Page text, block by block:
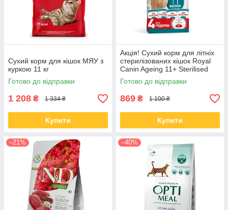
Для оформлення замовлення достатньо зв'язатися з нами по
телефону або через сайт. Можлива оплата після доставки.
Замовляйте якісні корми для дорослих котів і кішок недорого.
Сухий корм для кішок МЯУ з
куркою 11 кг
Готово до відправки
1 208 ₴ 1 334 ₴
Купити
Акція! Сухий корм для літніх
стерилізованих кішок Royal
Canin Ageing 11+ Sterilised
(Роял Канін) 2 кг + 4вологих
паучі у подарунок
Готово до відправки
869 ₴ 1 100 ₴
Купити
–21% –40%